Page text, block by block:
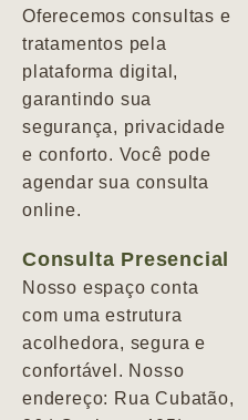
Oferecemos consultas e
tratamentos pela
plataforma digital,
garantindo sua
segurança, privacidade
e conforto. Você pode
agendar sua consulta
online.
Consulta Presencial
Nosso espaço conta
com uma estrutura
acolhedora, segura e
confortável. Nosso
endereço: Rua Cubatão,